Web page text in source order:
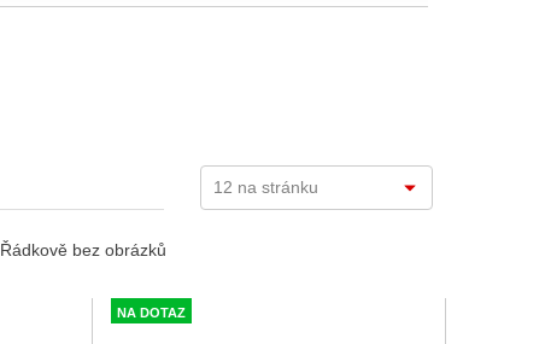
Řádkově bez obrázků
NA DOTAZ